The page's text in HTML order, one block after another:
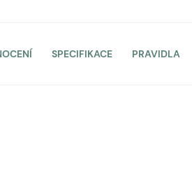
SPECIFIKACE PRAVIDLA